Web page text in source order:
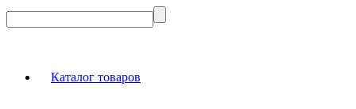
Каталог товаров